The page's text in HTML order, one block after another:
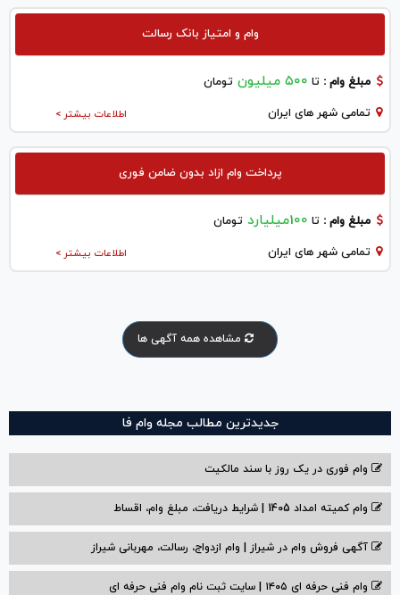
وام و امتیاز بانک رسالت
مبلغ وام : تا ۵۰۰ میلیون تومان
اطلاعات بیشتر > تمامی شهر های ایران
پرداخت وام ازاد بدون ضامن فوری
مبلغ وام : تا 100میلیارد تومان
اطلاعات بیشتر > تمامی شهر های ایران
مشاهده همه آگهی ها
جدیدترین مطالب مجله وام فا
وام فوری در یک روز با سند مالکیت
وام کمیته امداد 1405 | شرایط دریافت، مبلغ وام، اقساط
آگهی فروش وام در شیراز | وام ازدواج، رسالت، مهربانی شیراز
وام فنی حرفه ای ۱۴۰۵ | سایت ثبت نام وام فنی حرفه ای